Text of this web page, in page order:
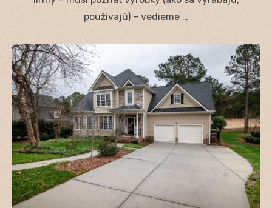
používajú) – vedieme …